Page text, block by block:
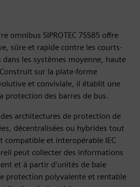
omnibus SIPROTEC 7SS85 offre
sûre et rapide contre les courts-
les systèmes moyenne, haute
sur la plate-forme
et conviviale, il établit une
protection des barres de bus.
architectures de protection de
décentralisées ou hybrides tout
compatible et interopérable IEC
peut collecter des informations
et à partir d'unités de baie
protection polyvalente et rentable